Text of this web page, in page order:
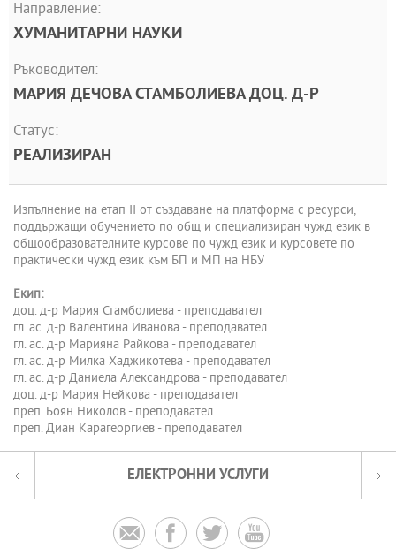
Направление:
ХУМАНИТАРНИ НАУКИ
Ръководител:
МАРИЯ ДЕЧОВА СТАМБОЛИЕВА ДОЦ. Д-Р
Статус:
РЕАЛИЗИРАН
Изпълнение на етап II от създаване на платформа с ресурси,
поддържащи обучението по общ и специализиран чужд език в
общообразователните курсове по чужд език и курсовете по
практически чужд език към БП и МП на НБУ
Екип:
доц. д-р Мария Стамболиева - преподавател
гл. ас. д-р Валентина Иванова - преподавател
гл. ас. д-р Марияна Райкова - преподавател
гл. ас. д-р Милка Хаджикотева - преподавател
гл. ас. д-р Даниела Александрова - преподавател
доц. д-р Мария Нейкова - преподавател
преп. Боян Николов - преподавател
преп. Диан Карагеоргиев - преподавател
ЕЛЕКТРОННИ УСЛУГИ
   